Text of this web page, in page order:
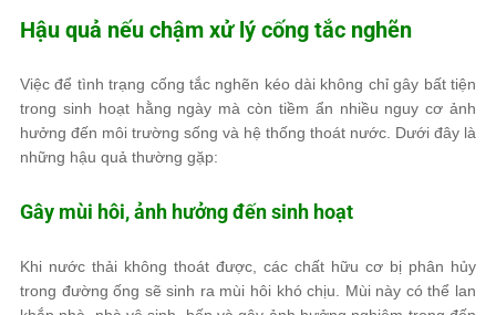
Hậu quả nếu chậm xử lý cống tắc nghẽn
Việc để tình trạng cống tắc nghẽn kéo dài không chỉ gây bất tiện
trong sinh hoạt hằng ngày mà còn tiềm ẩn nhiều nguy cơ ảnh
hưởng đến môi trường sống và hệ thống thoát nước. Dưới đây là
những hậu quả thường gặp:
Gây mùi hôi, ảnh hưởng đến sinh hoạt
Khi nước thải không thoát được, các chất hữu cơ bị phân hủy
trong đường ống sẽ sinh ra mùi hôi khó chịu. Mùi này có thể lan